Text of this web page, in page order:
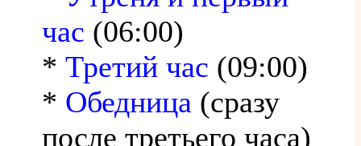
час (06:00)
* Третий час (09:00)
* Обедница (сразу
после третьего часа)